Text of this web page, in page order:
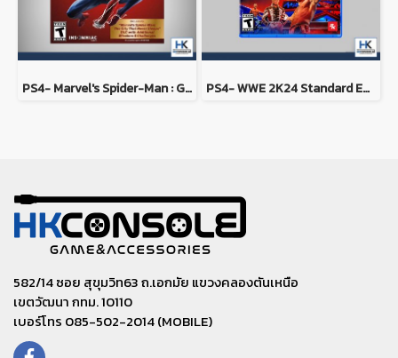
PS4- Marvel's Spider-Man : Game of the Year Edition PS4- WWE 2K24 Standard Edition
582/14 ซอย สุขุมวิท63 ถ.เอกมัย แขวงคลองตันเหนือ
เขตวัฒนา กทม. 10110
เบอร์โทร 085-502-2014 (MOBILE)